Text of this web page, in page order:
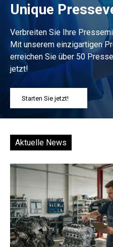
Unique
Verbreiten Sie Ihre
Mit unserem einzigartigen
erreichen Sie über 50
jetzt!
Starten Sie jetzt!
Aktuelle News